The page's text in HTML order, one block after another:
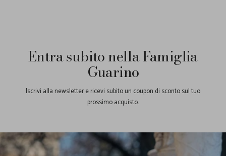
Entra subito nella Famiglia
Guarino
Iscrivi alla newsletter e ricevi subito un coupon di sconto sul tuo
prossimo acquisto.